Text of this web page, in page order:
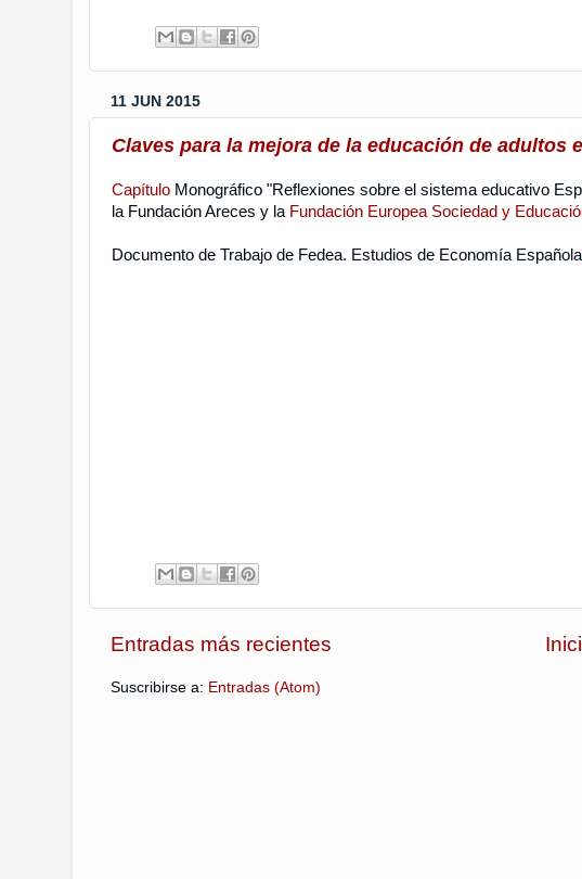
11 JUN 2015
Claves para la mejora de la educación de adultos
Capítulo Monográfico "Reflexiones sobre el sistema educativo
la Fundación Areces y la Fundación Europea Sociedad y
Documento de Trabajo de Fedea. Estudios de Economía Española
Entradas más recientes
Suscribirse a: Entradas (Atom)